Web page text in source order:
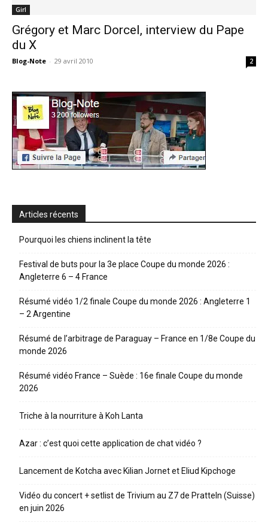
Girl
Grégory et Marc Dorcel, interview du Pape
du X
Blog-Note - 29 avril 2010 2
Articles récents
Pourquoi les chiens inclinent la tête
Festival de buts pour la 3e place Coupe du monde 2026 :
Angleterre 6 – 4 France
Résumé vidéo 1/2 finale Coupe du monde 2026 : Angleterre 1
– 2 Argentine
Résumé de l’arbitrage de Paraguay – France en 1/8e Coupe du
monde 2026
Résumé vidéo France – Suède : 16e finale Coupe du monde
2026
Triche à la nourriture à Koh Lanta
Azar : c’est quoi cette application de chat vidéo ?
Lancement de Kotcha avec Kilian Jornet et Eliud Kipchoge
Vidéo du concert + setlist de Trivium au Z7 de Pratteln (Suisse)
en juin 2026